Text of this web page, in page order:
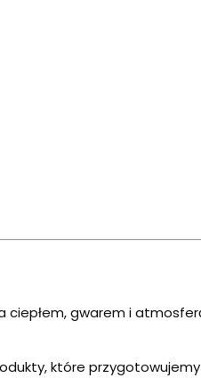
ciepłem, gwarem i
które